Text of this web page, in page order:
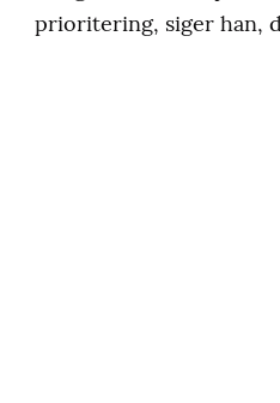
prioritering, siger han,